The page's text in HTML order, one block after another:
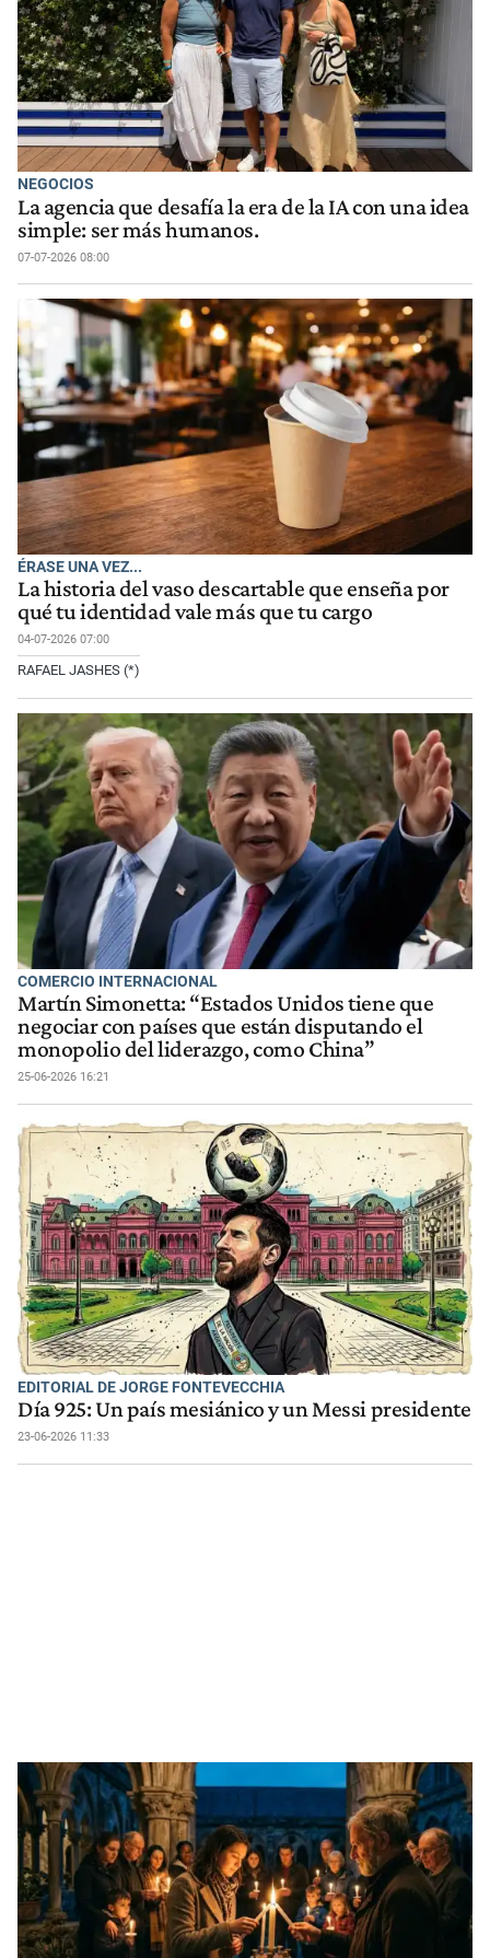
NEGOCIOS
La agencia que desafía la era de la IA con una idea
simple: ser más humanos.
07-07-2026 08:00
ÉRASE UNA VEZ...
La historia del vaso descartable que enseña por
qué tu identidad vale más que tu cargo
04-07-2026 07:00
RAFAEL JASHES (*)
COMERCIO INTERNACIONAL
Martín Simonetta: “Estados Unidos tiene que
negociar con países que están disputando el
monopolio del liderazgo, como China”
25-06-2026 16:21
EDITORIAL DE JORGE FONTEVECCHIA
Día 925: Un país mesiánico y un Messi presidente
23-06-2026 11:33